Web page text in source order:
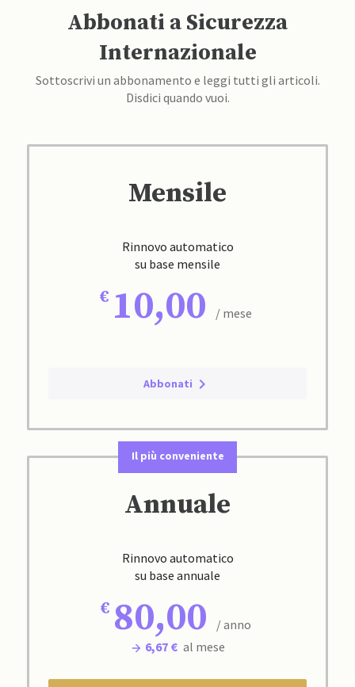
Abbonati a Sicurezza
Internazionale
Sottoscrivi un abbonamento e leggi tutti gli articoli.
Disdici quando vuoi.
Mensile
Rinnovo automatico
su base mensile
10,00 / mese
Abbonati
Il più conveniente
Annuale
Rinnovo automatico
su base annuale
80,00
/ anno
6,67 € al mese